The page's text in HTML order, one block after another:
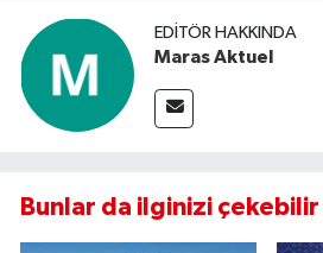
EDITÖR HAKKINDA
Maras Aktuel
Bunlar da ilginizi çekebilir